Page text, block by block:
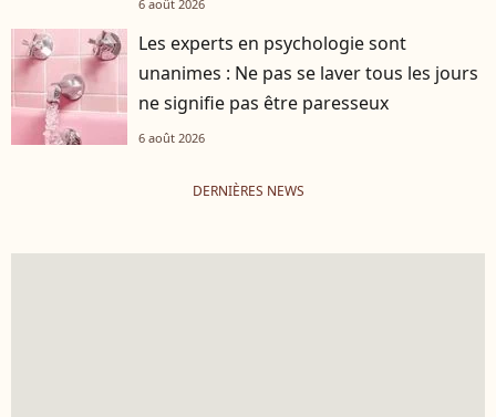
6 août 2026
Les experts en psychologie sont
unanimes : Ne pas se laver tous les jours
ne signifie pas être paresseux
6 août 2026
DERNIÈRES NEWS